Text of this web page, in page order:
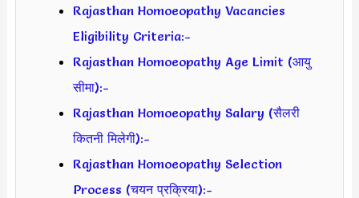
Rajasthan Homoeopathy Vacancies
Eligibility Criteria:-
Rajasthan Homoeopathy Age Limit (आयु
सीमा):-
Rajasthan Homoeopathy Salary (सैलरी
कितनी मिलेगी):-
Rajasthan Homoeopathy Selection
Process (चयन प्रक्रिया):-